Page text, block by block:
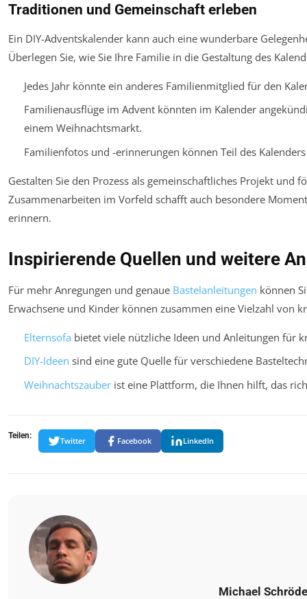
Traditionen und Gemeinschaft erleben
Ein DIY-Adventskalender kann auch eine wunderbare
Überlegen Sie, wie Sie Ihre Familie in die Gestaltung des
Jedes Jahr könnte ein anderes Familienmitglied für den
Familienausflüge im Advent könnten im Kalender
einem Weihnachtsmarkt.
Familienfotos und -erinnerungen können Teil des
Gestalten Sie den Prozess als gemeinschaftliches Projekt und
Zusammenarbeiten im Vorfeld schafft auch besondere
erinnern.
Inspirierende Quellen und weitere
Für mehr Anregungen und genaue Bastelanleitungen können
Erwachsene und Kinder können zusammen eine Vielzahl von
Elternsofa bietet viele nützliche Ideen und Anleitungen für
DIY-Ideen sind eine gute Quelle für verschiedene
Weihnachtszauberist eine Plattform, die Ihnen hilft, das
Teilen:
Twitter Facebook LinkedIn
Michael